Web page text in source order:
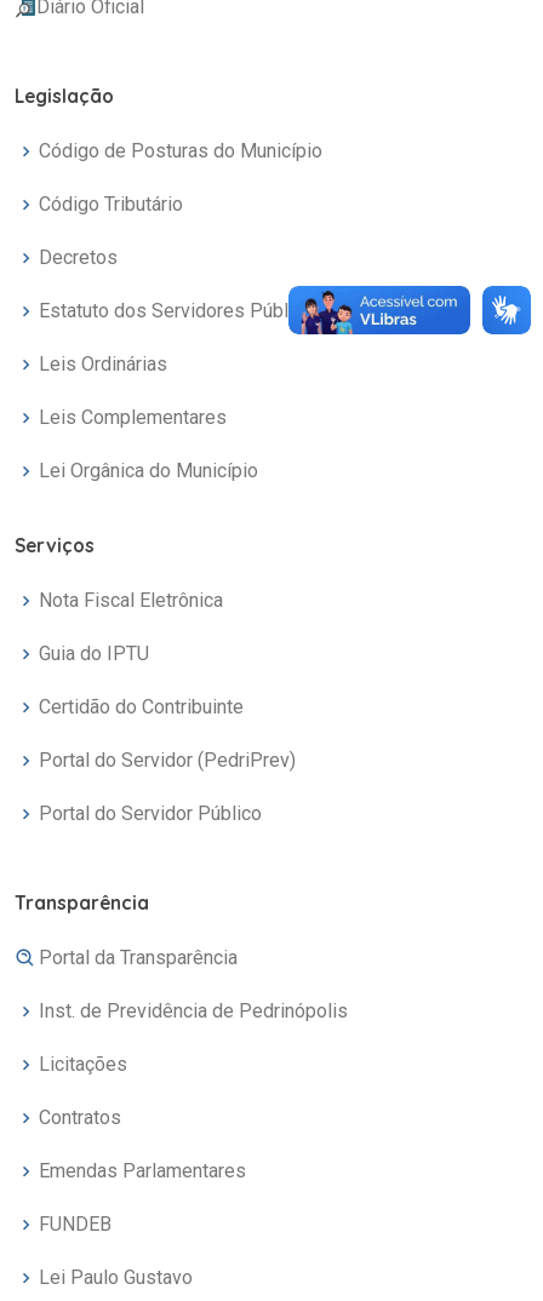
Diário Oficial
Legislação
Código de Posturas do Município
Código Tributário
Decretos
Estatuto dos Servidores Públicos
Leis Ordinárias
Leis Complementares
Lei Orgânica do Município
Serviços
Nota Fiscal Eletrônica
Guia do IPTU
Certidão do Contribuinte
Portal do Servidor (PedriPrev)
Portal do Servidor Público
Transparência
Portal da Transparência
Inst. de Previdência de Pedrinópolis
Licitações
Contratos
Emendas Parlamentares
FUNDEB
Lei Paulo Gustavo